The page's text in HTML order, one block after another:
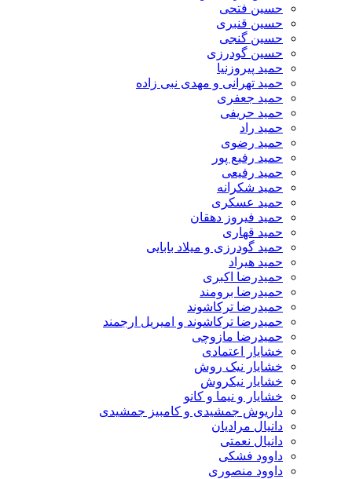
حسین فتحی
حسین قنبری
حسین گنجی
حسین گودرزی
حمید پیروزنیا
حمید تهرانی و مهدی نبی زاده
حمید جعفری
حمید حریفی
حمید راد
حمید رضوی
حمید رفیع پور
حمید رفیعی
حمید شکرانه
حمید عسکری
حمید فیروز دهقان
حمید قهاری
حمید گودرزی و میلاد بابایی
حمید هیراد
حمیدرضا اکبری
حمیدرضا برومند
حمیدرضا ترکاشوند
حمیدرضا ترکاشوند و امیریل ارجمند
حمیدرضا مازوچی
خشایار اعتمادی
خشایار نیک روش
خشایار نیکروش
خشایار و نیما و کانو
داریوش جمشیدی و کامبیز جمشیدی
دانیال مرادیان
دانیال نعمتی
داوود فشکی
داوود منصوری